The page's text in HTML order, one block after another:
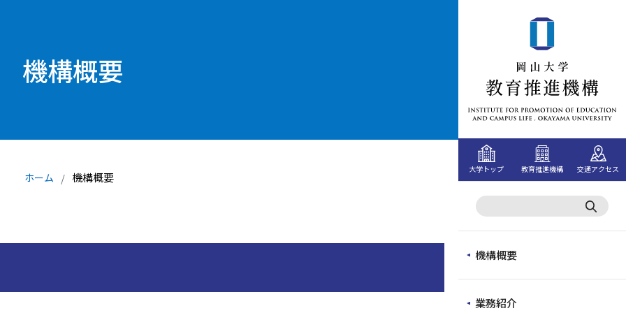
大学トップ 教育推進機構 交通アクセス
機構概要
業務紹介
機構概要
ホーム 機構概要